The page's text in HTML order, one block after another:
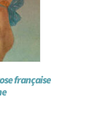
française